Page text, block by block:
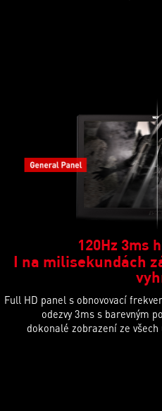
120Hz 3ms
I na milisekundách
Full HD panel s obnovovací
odezvy 3ms s barevným
dokonalé zobrazení ze